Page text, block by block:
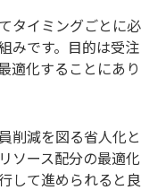
タイミングごとに必
みです。目的は受注
適化することにあり
削減を図る省人化と
ソース配分の最適化
して進められると良